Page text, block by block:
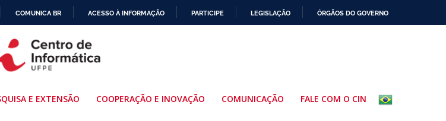
PARA
O
COMUNICA BR ACESSO À INFORMAÇÃO PARTICIPE LEGISLAÇÃO ÓRGÃOS DO GOVERNO
E EXTENSÃO COOPERAÇÃO E INOVAÇÃO COMUNICAÇÃO FALE COM O CIN